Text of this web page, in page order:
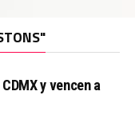
y vencen a